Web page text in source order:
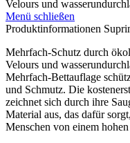
Velours und
Menü schließen
Produktinformationen
Mehrfach-Schutz durch
Velours und
Mehrfach-Bettauflage
und Schmutz. Die
zeichnet sich durch ihre
Material aus, das dafür
Menschen von einem